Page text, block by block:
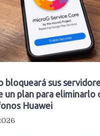
bloqueará sus
un plan para eliminarlo
Huawei